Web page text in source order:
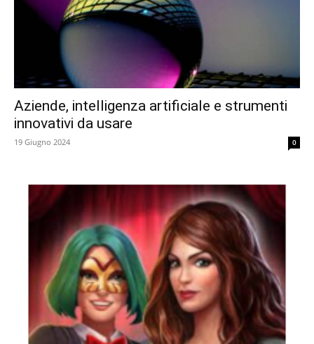
Aziende, intelligenza artificiale e strumenti
innovativi da usare
19 Giugno 2024 0